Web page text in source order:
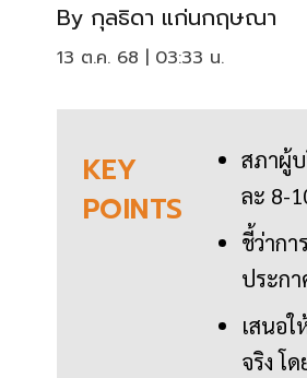
By กุลธิดา แก่นกฤษณา
13 ต.ค. 68 | 03:33 น.
KEY
POINTS
สภาผู้
ละ 8-
ชี้ว่าก
ประก
เสนอ
จริง โ